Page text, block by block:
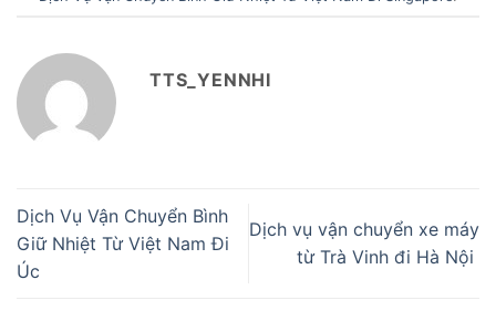
TTS_YENNHI
Dịch Vụ Vận Chuyển Bình
Giữ Nhiệt Từ Việt Nam Đi
Úc
Dịch vụ vận chuyển xe máy
từ Trà Vinh đi Hà Nội